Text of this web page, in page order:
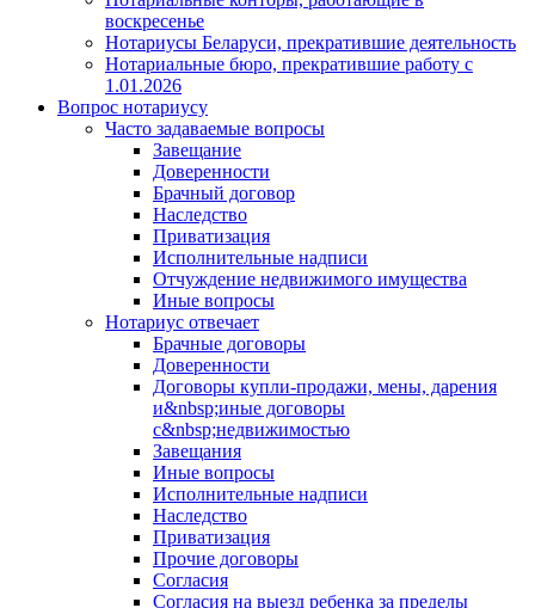
воскресенье
Нотариусы Беларуси, прекратившие деятельность
Нотариальные бюро, прекратившие работу с
1.01.2026
Вопрос нотариусу
Часто задаваемые вопросы
Завещание
Доверенности
Брачный договор
Наследство
Приватизация
Исполнительные надписи
Отчуждение недвижимого имущества
Иные вопросы
Нотариус отвечает
Брачные договоры
Доверенности
Договоры купли-продажи, мены, дарения
и&nbsp;иные договоры
с&nbsp;недвижимостью
Завещания
Иные вопросы
Исполнительные надписи
Наследство
Приватизация
Прочие договоры
Согласия
Согласия на выезд ребенка за пределы